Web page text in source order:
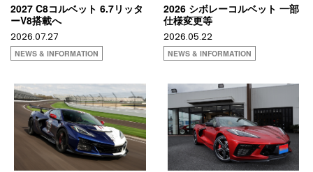
2027 C8コルベット 6.7リッタ
ーV8搭載へ
2026.07.27
NEWS & INFORMATION
2026 シボレーコルベット 一部
仕様変更等
2026.05.22
NEWS & INFORMATION